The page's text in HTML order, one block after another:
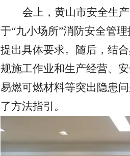
会上，黄山市安全生
于“九小场所”消防安全管
提出具体要求。随后，结
规施工作业和生产经营、
易燃可燃材料等突出隐患
了方法指引。